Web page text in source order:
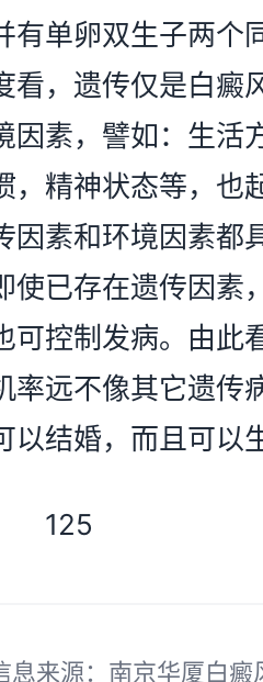
有单卵双生子两个
看，遗传仅是白癜
因素，譬如：生活
，精神状态等，也
因素和环境因素都
使已存在遗传因素
可控制发病。由此
率远不像其它遗传
以结婚，而且可以
125
息来源：南京华厦白癜